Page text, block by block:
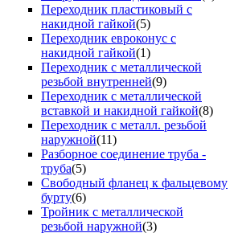
Переходник пластиковый с
накидной гайкой(5)
Переходник евроконус с
накидной гайкой(1)
Переходник с металлической
резьбой внутренней(9)
Переходник с металлической
вставкой и накидной гайкой(8)
Переходник с металл. резьбой
наружной(11)
Разборное соединение труба -
труба(5)
Свободный фланец к фальцевому
бурту(6)
Тройник с металлической
резьбой наружной(3)